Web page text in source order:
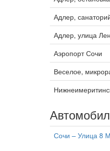
Адлер,
Адлер, улица
Аэропорт Сочи
Веселое,
Сочи – Улица 8